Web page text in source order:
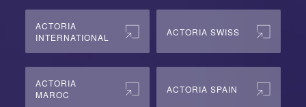
ACTORIA
INTERNATIONAL
ACTORIA SWISS
ACTORIA
MAROC
ACTORIA SPAIN